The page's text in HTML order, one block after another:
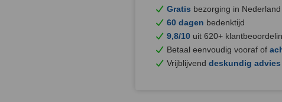
Gratis bezorging in
60 dagen bedenktijd
9,8/10 uit 620+
Betaal eenvoudig vooraf of
Vrijblijvend deskundig advies